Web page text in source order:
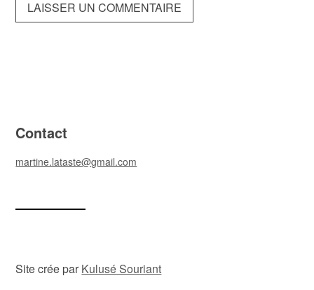
Contact
martine.lataste@gmail.com
Site crée par Kulusé Souriant